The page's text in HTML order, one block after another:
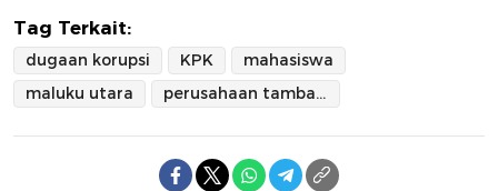
Tag Terkait:
dugaan korupsi KPK
mahasiswa
maluku utara
perusahaan tambang